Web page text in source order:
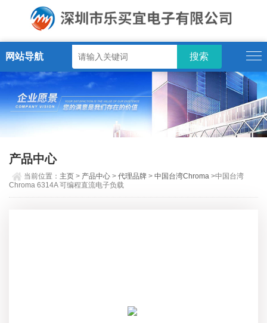
网站导航
产品中心
当前位置： 主页 > 产品中心 >代理品牌 >中国台湾Chroma >中国台湾
Chroma 6314A 可编程直流电子负载